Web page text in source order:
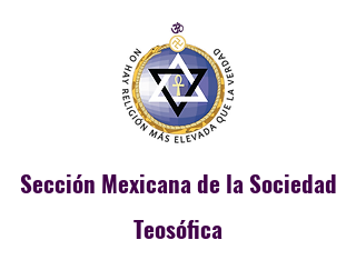
Sección Mexicana de la Sociedad
Teosófica